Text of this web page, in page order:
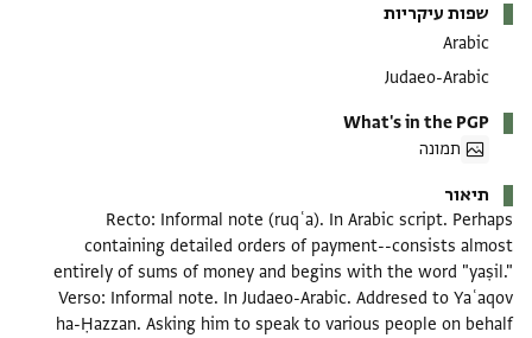
שפות עיקריות
Arabic
Judaeo-Arabic
What's in the PGP
תמונה
תיאור
Recto: Informal note (ruqʿa). In Arabic script. Perhaps
containing detailed orders of payment--consists almost
entirely of sums of money and begins with the word "yaṣil."
Verso: Informal note. In Judaeo-Arabic. Addresed to Yaʿaqov
ha-Ḥazzan. Asking him to speak to various people on behalf